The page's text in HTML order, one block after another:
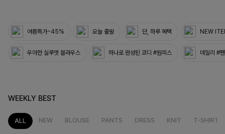
여름특가~45% 오늘 출발 단, 하루 혜택 NEW
우아한 실루엣 블라우스 하나로 완성된 코디 #원피스 데일리 #
WEEKLY BEST
ALL NEW BLOUSE PANTS DRESS KNIT T-SHIRT